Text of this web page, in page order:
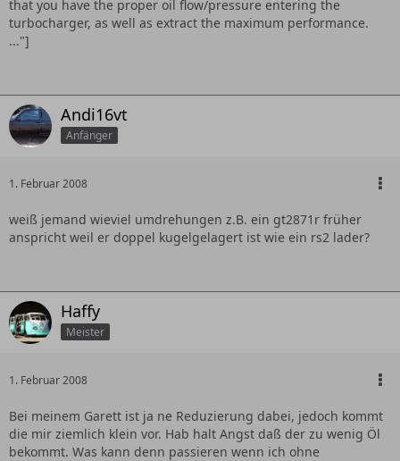
that you have the proper oil flow/pressure entering the
turbocharger, as well as extract the maximum performance.
..."]
Andi16vt
Anfänger
1. Februar 2008
weiß jemand wieviel umdrehungen z.B. ein gt2871r früher
anspricht weil er doppel kugelgelagert ist wie ein rs2 lader?
Haffy
Meister
1. Februar 2008
Bei meinem Garett ist ja ne Reduzierung dabei, jedoch kommt
die mir ziemlich klein vor. Hab halt Angst daß der zu wenig Öl
bekommt. Was kann denn passieren wenn ich ohne